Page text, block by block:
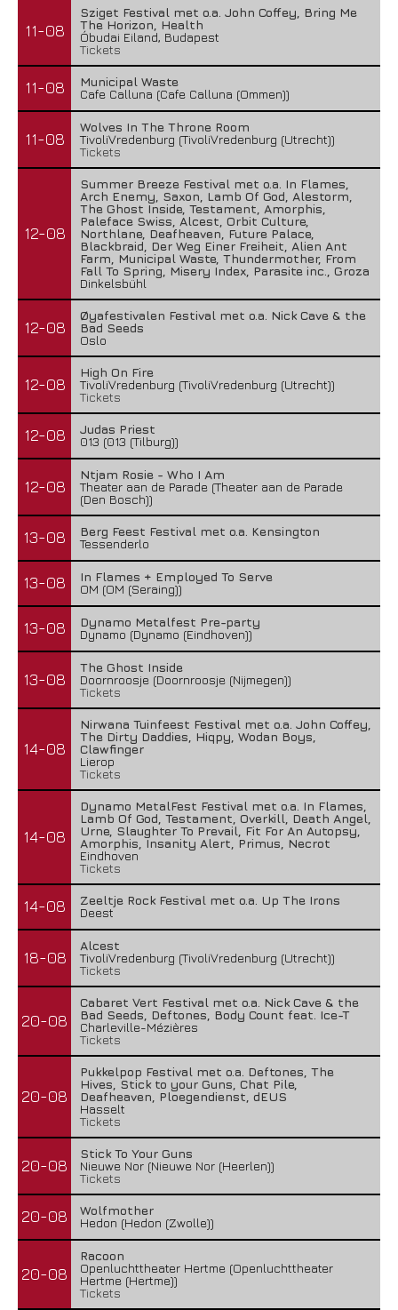
11-08
Sziget Festival met o.a. John Coffey, Bring Me
The Horizon, Health
Óbudai Eiland, Budapest
Tickets
11-08
Municipal Waste
Cafe Calluna (Cafe Calluna (Ommen))
11-08
Wolves In The Throne Room
TivoliVredenburg (TivoliVredenburg (Utrecht))
Tickets
12-08
Summer Breeze Festival met o.a. In Flames,
Arch Enemy, Saxon, Lamb Of God, Alestorm,
The Ghost Inside, Testament, Amorphis,
Paleface Swiss, Alcest, Orbit Culture,
Northlane, Deafheaven, Future Palace,
Blackbraid, Der Weg Einer Freiheit, Alien Ant
Farm, Municipal Waste, Thundermother, From
Fall To Spring, Misery Index, Parasite inc., Groza
Dinkelsbühl
12-08
Øyafestivalen Festival met o.a. Nick Cave & the
Bad Seeds
Oslo
12-08
High On Fire
TivoliVredenburg (TivoliVredenburg (Utrecht))
Tickets
12-08
Judas Priest
013 (013 (Tilburg))
12-08
Ntjam Rosie - Who I Am
Theater aan de Parade (Theater aan de Parade
(Den Bosch))
13-08
Berg Feest Festival met o.a. Kensington
Tessenderlo
13-08
In Flames + Employed To Serve
OM (OM (Seraing))
13-08
Dynamo Metalfest Pre-party
Dynamo (Dynamo (Eindhoven))
13-08
The Ghost Inside
Doornroosje (Doornroosje (Nijmegen))
Tickets
14-08
Nirwana Tuinfeest Festival met o.a. John Coffey,
The Dirty Daddies, Hiqpy, Wodan Boys,
Clawfinger
Lierop
Tickets
14-08
Dynamo MetalFest Festival met o.a. In Flames,
Lamb Of God, Testament, Overkill, Death Angel,
Urne, Slaughter To Prevail, Fit For An Autopsy,
Amorphis, Insanity Alert, Primus, Necrot
Eindhoven
Tickets
14-08
Zeeltje Rock Festival met o.a. Up The Irons
Deest
18-08
Alcest
TivoliVredenburg (TivoliVredenburg (Utrecht))
Tickets
20-08
Cabaret Vert Festival met o.a. Nick Cave & the
Bad Seeds, Deftones, Body Count feat. Ice-T
Charleville-Mézières
Tickets
20-08
Pukkelpop Festival met o.a. Deftones, The
Hives, Stick to your Guns, Chat Pile,
Deafheaven, Ploegendienst, dEUS
Hasselt
Tickets
20-08
Stick To Your Guns
Nieuwe Nor (Nieuwe Nor (Heerlen))
Tickets
20-08
Wolfmother
Hedon (Hedon (Zwolle))
20-08
Racoon
Openluchttheater Hertme (Openluchttheater
Hertme (Hertme))
Tickets